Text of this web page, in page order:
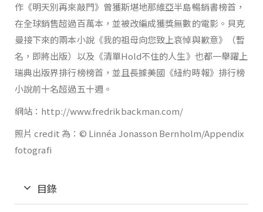
作《明天別再來敲門》曾獲斯堪地那維亞半島暢銷書榜首，
在全球銷售超過百萬本，並被改編成獲獎無數的電影。貝克
曼接下來的兩本小說《我的祖母向您致上哀悼與歉意》（暫
名，即將出版）以及《清單Hold不住的人生》也都一舉躍上
瑞典出版界排行榜榜首，並且長據美國《紐約時報》排行榜
小說前十名超過五十週。
網站：http://www.fredrikbackman.com/
照片 credit 為：© Linnéa Jonasson Bernholm/Appendix
fotografi
目錄